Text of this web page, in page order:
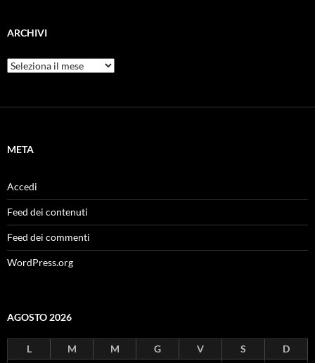
ARCHIVI
Archivi
META
Accedi
Feed dei contenuti
Feed dei commenti
WordPress.org
AGOSTO 2026
L M M G V S D